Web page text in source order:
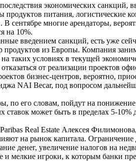
экономических санкций,
питания, логистические
сентябре многие арендаторы,
на 10%.
введением санкций, есть уже
из Европы. Компания
таких условиях в текущей
от реализации проектов
бизнес-центров, вероятно,
NAI Becar, под вопросом
по его словам, пойдут на
может быть в пределах 5-
Real Estate Алексея
на рынок капитала.
денег, увеличение налогов на
и мелкие игроки, к которым банки